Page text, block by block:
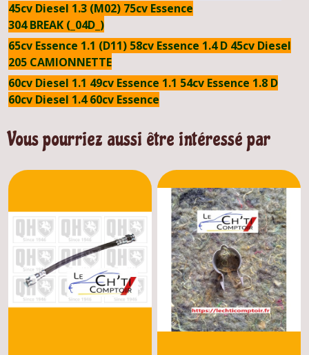
45cv Diesel 1.3 (M02) 75cv Essence
304 BREAK (_04D_)
65cv Essence 1.1 (D11) 58cv Essence 1.4 D 45cv Diesel
205 CAMIONNETTE
60cv Diesel 1.1 49cv Essence 1.1 54cv Essence 1.8 D
60cv Diesel 1.4 60cv Essence
Vous pourriez aussi être intéressé par